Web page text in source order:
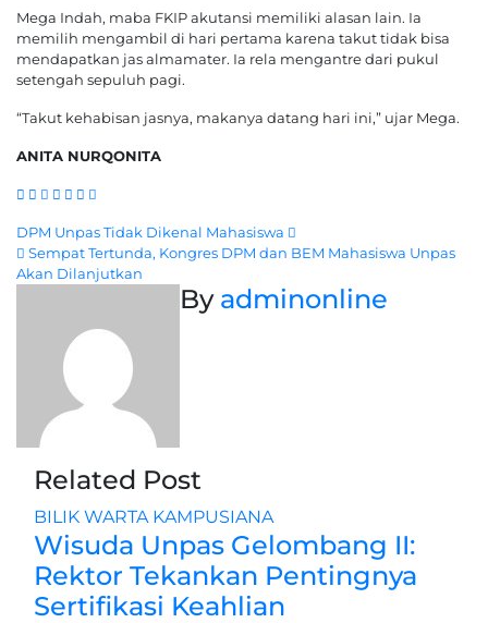
Mega Indah, maba FKIP akutansi memiliki alasan lain. Ia
memilih mengambil di hari pertama karena takut tidak bisa
mendapatkan jas almamater. Ia rela mengantre dari pukul
setengah sepuluh pagi.
“Takut kehabisan jasnya, makanya datang hari ini,” ujar Mega.
ANITA NURQONITA
Navigasi
pos
DPM Unpas Tidak Dikenal Mahasiswa
Sempat Tertunda, Kongres DPM dan BEM Mahasiswa Unpas
Akan Dilanjutkan
By adminonline
Related Post
BILIK WARTA KAMPUSIANA
Wisuda Unpas Gelombang II:
Rektor Tekankan Pentingnya
Sertifikasi Keahlian